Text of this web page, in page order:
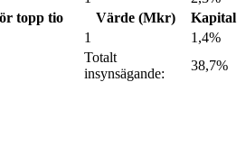
topp tio
Värde (Mkr)
Kapital
1
1,4%
Totalt
insynsägande:
38,7%